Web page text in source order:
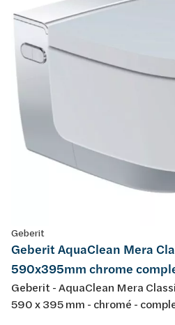
Geberit
Geberit AquaClean Mera
590x395mm chrome
Geberit - AquaClean Mera
590 x 395 mm - chromé -